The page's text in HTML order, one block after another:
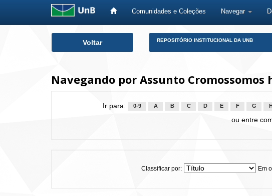
Comunidades e Coleções Navegar
Voltar REPOSITÓRIO INSTITUCIONAL DA UNB
Navegando por Assunto
Ir para: 0-9 A B C D E F G H
ou entre
Classificar por: Em